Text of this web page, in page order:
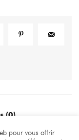
(0)
pour vous offrir